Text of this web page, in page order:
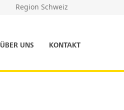
Region Schweiz
ÜBER UNS KONTAKT